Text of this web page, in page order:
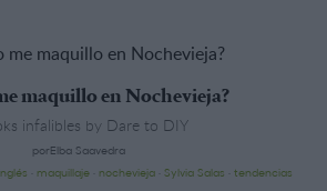
maquillo en Nochevieja?
infalibles by Dare to DIY
porElba Saavedra
maquillaje· nochevieja· Sylvia Salas tendencias